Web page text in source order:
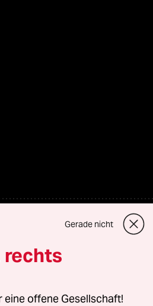
Gerade nicht
rechts
offene Gesellschaft!